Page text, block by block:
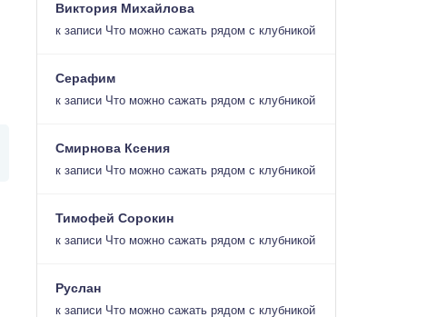
Виктория Михайлова
к записи Что можно сажать рядом с клубникой
Серафим
к записи Что можно сажать рядом с клубникой
Смирнова Ксения
к записи Что можно сажать рядом с клубникой
Тимофей Сорокин
к записи Что можно сажать рядом с клубникой
Руслан
к записи Что можно сажать рядом с клубникой